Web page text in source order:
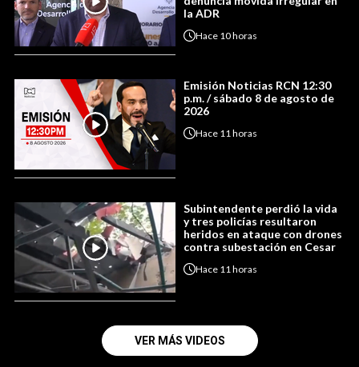
la ADR
Hace 10 horas
Emisión Noticias RCN 12:30
p.m. / sábado 8 de agosto de
2026
Hace 11 horas
Subintendente perdió la vida
y tres policías resultaron
heridos en ataque con drones
contra subestación en Cesar
Hace 11 horas
VER MÁS VIDEOS